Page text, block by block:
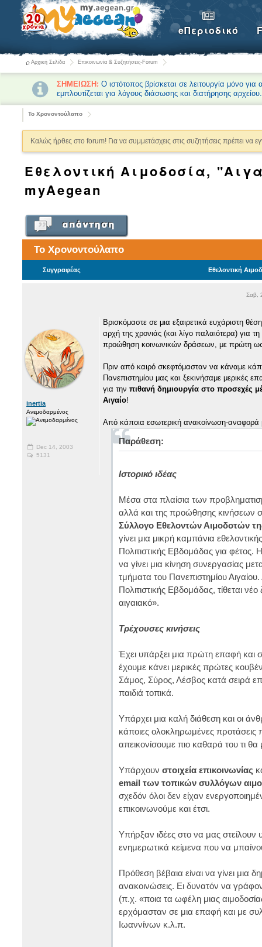
eΠεριοδικό
Αρχική Σελίδα Επικοινωνία & Συζητήσεις-Forum
ΣΗΜΕΙΩΣΗ: Ο ιστότοπος βρίσκεται σε λειτουργία μόνο
εμπλουτίζεται για λόγους διάσωσης και διατήρησης αρχείου.
Το Χρονοντούλαπο
Καλώς ήρθες στο forum! Για να συμμετάσχεις στις συζητήσεις πρέπει να
Εθελοντική Αιμοδοσία,
myAegean
Το Χρονοντούλαπο
Συγγραφέας Εθελοντική
Σαβ,
inertia
Ανεμοδαρμένος
Dec 14, 2003
5131
Βρισκόμαστε σε μια εξαιρετικά ευχάριστη
αρχή της χρονιάς (και λίγο παλαιότερα) για
προώθηση κοινωνικών δράσεων, με πρώτη ως
Πριν από καιρό σκεφτόμασταν να κάναμε
Πανεπιστημίου μας και ξεκινήσαμε μερικές
για την πιθανή δημιουργία στο προσεχές
Αιγαίο!
Από κάποια εσωτερική ανακοίνωση-
Παράθεση:
Ιστορικό ιδέας
Μέσα στα πλαίσια των
αλλά και της προώθησης κινήσεων
Σύλλογο Εθελοντών Αιμοδοτών
γίνει μια μικρή καμπάνια
Πολιτιστικής Εβδομάδας για
να γίνει μια κίνηση συνεργασίας
τμήματα του Πανεπιστημίου
Πολιτιστικής Εβδομάδας, τίθεται
αιγαιακό».
Τρέχουσες κινήσεις
Έχει υπάρξει μια πρώτη επαφή και
έχουμε κάνει μερικές πρώτες
Σάμος, Σύρος, Λέσβος κατά σειρά
παιδιά τοπικά.
Υπάρχει μια καλή διάθεση και οι
κάποιες ολοκληρωμένες
απεικονίσουμε πιο καθαρά του τι θα
Υπάρχουν στοιχεία επικοινωνίας
email των τοπικών συλλόγων
σχεδόν όλοι δεν είχαν
επικοινωνούμε και έτσι.
Υπήρξαν ιδέες στο να μας στείλουν
ενημερωτικά κείμενα που να
Πρόθεση βέβαια είναι να γίνει μια
ανακοινώσεις. Ει δυνατόν να
(π.χ. «ποια τα ωφέλη μιας
ερχόμασταν σε μια επαφή και με
Ιωαννίνων κ.λ.π.